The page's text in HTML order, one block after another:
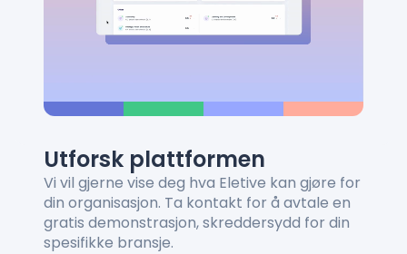
Utforsk plattformen
Vi vil gjerne vise deg hva Eletive kan gjøre for
din organisasjon. Ta kontakt for å avtale en
gratis demonstrasjon, skreddersydd for din
spesifikke bransje.